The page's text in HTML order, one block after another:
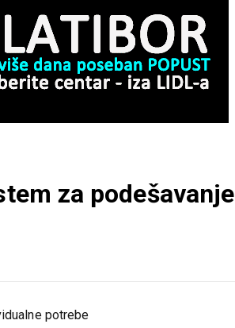
za podešavanje
potrebe